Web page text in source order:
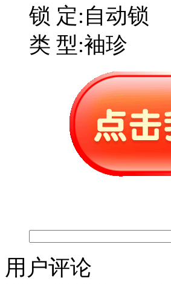
锁 定:自动锁
类 型:袖珍
用户评论